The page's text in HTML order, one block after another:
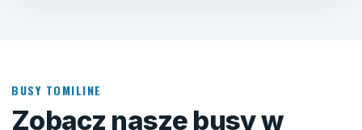
BUSY TOMILINE
Zobacz nasze busy w